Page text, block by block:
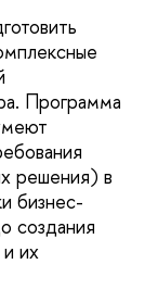
Программа
решения) в
бизнес-
создания
их